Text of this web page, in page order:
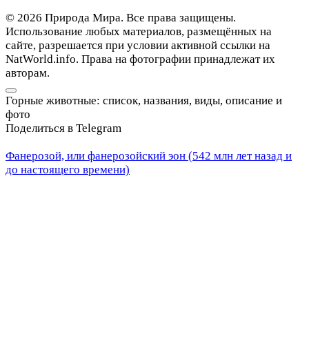
© 2026 Природа Мира. Все права защищены.
Использование любых материалов, размещённых на
сайте, разрешается при условии активной ссылки на
NatWorld.info. Права на фотографии принадлежат их
авторам.
Горные животные: список, названия, виды, описание и
фото
Поделиться в Telegram
Фанерозой, или фанерозойский эон (542 млн лет назад и
до настоящего времени)